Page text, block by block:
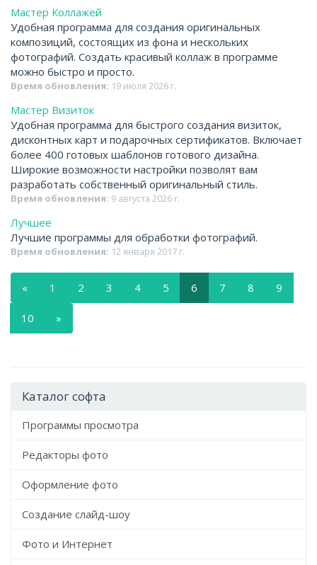
Мастер Коллажей
Удобная программа для создания оригинальных
композиций, состоящих из фона и нескольких
фотографий. Создать красивый коллаж в программе
можно быстро и просто.
Время обновления: 19 июля 2026 г.
Мастер Визиток
Удобная программа для быстрого создания визиток,
дисконтных карт и подарочных сертификатов. Включает
более 400 готовых шаблонов готового дизайна.
Широкие возможности настройки позволят вам
разработать собственный оригинальный стиль.
Время обновления: 9 августа 2026 г.
Лучшее
Лучшие программы для обработки фотографий.
Время обновления: 12 января 2017 г.
« 1 2 3 4 5 6 7 8 9
10 »
Каталог софта
Программы просмотра
Редакторы фото
Оформление фото
Создание слайд-шоу
Фото и Интернет